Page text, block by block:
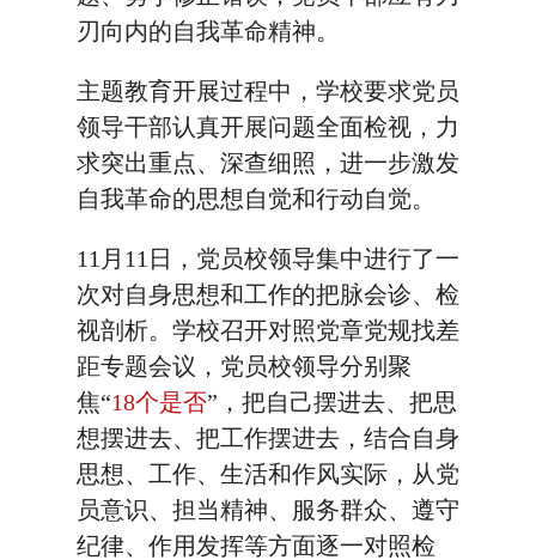
刃向内的自我革命精神。
主题教育开展过程中，学校要求党员
领导干部认真开展问题全面检视，力
求突出重点、深查细照，进一步激发
自我革命的思想自觉和行动自觉。
11月11日，党员校领导集中进行了一
次对自身思想和工作的把脉会诊、检
视剖析。学校召开对照党章党规找差
距专题会议，党员校领导分别聚
焦“18个是否”，把自己摆进去、把思
想摆进去、把工作摆进去，结合自身
思想、工作、生活和作风实际，从党
员意识、担当精神、服务群众、遵守
纪律、作用发挥等方面逐一对照检